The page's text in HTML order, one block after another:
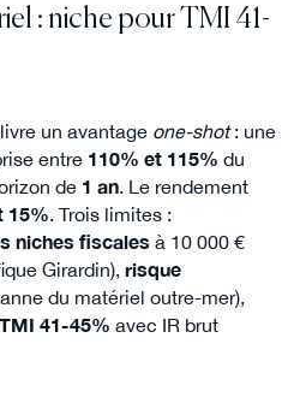
: niche pour TMI 41-
un avantage one-shot: une
entre 110% et 115% du
de 1 an. Le rendement
15%. Trois limites :
niches fiscales à 10 000 €
Girardin), risque
du matériel outre-mer),
TMI 41-45% avec IR brut